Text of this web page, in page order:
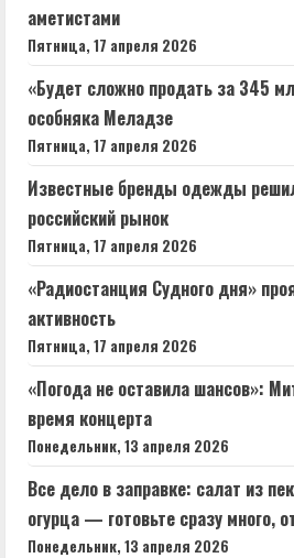
аметистами
Пятница, 17 апреля 2026
«Будет сложно продать за 345
особняка Меладзе
Пятница, 17 апреля 2026
Известные бренды одежды
российский рынок
Пятница, 17 апреля 2026
«Радиостанция Судного дня»
активность
Пятница, 17 апреля 2026
«Погода не оставила шансов»:
время концерта
Понедельник, 13 апреля 2026
Все дело в заправке: салат из
огурца — готовьте сразу много,
Понедельник, 13 апреля 2026